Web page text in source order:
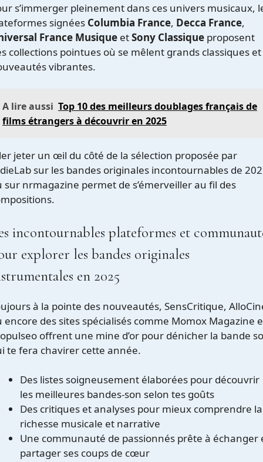
s’immerger pleinement dans ces univers musicaux,
signées Columbia France, Decca France,
France Musique etSony Classique proposent
collections pointues où se mêlent grands classiques et
vibrantes.
A lire aussi Top 10 des meilleurs doublages français de
films étrangers à découvrir en 2025
jeter un œil du côté de la sélection proposée par
sur les bandes originales incontournables de
sur nrmagazine permet de s’émerveiller au fil des
incontournables plateformes et
explorer les bandes originales
en 2025
à la pointe des nouveautés, SensCritique,
encore des sites spécialisés comme Momox Magazine
offrent une mine d’or pour dénicher la bande
te fera chavirer cette année.
Des listes soigneusement élaborées pour découvrir
les meilleures bandes-son selon tes goûts
Des critiques et analyses pour mieux comprendre la
richesse musicale et narrative
Une communauté de passionnés prête à échanger
partager ses coups de cœur